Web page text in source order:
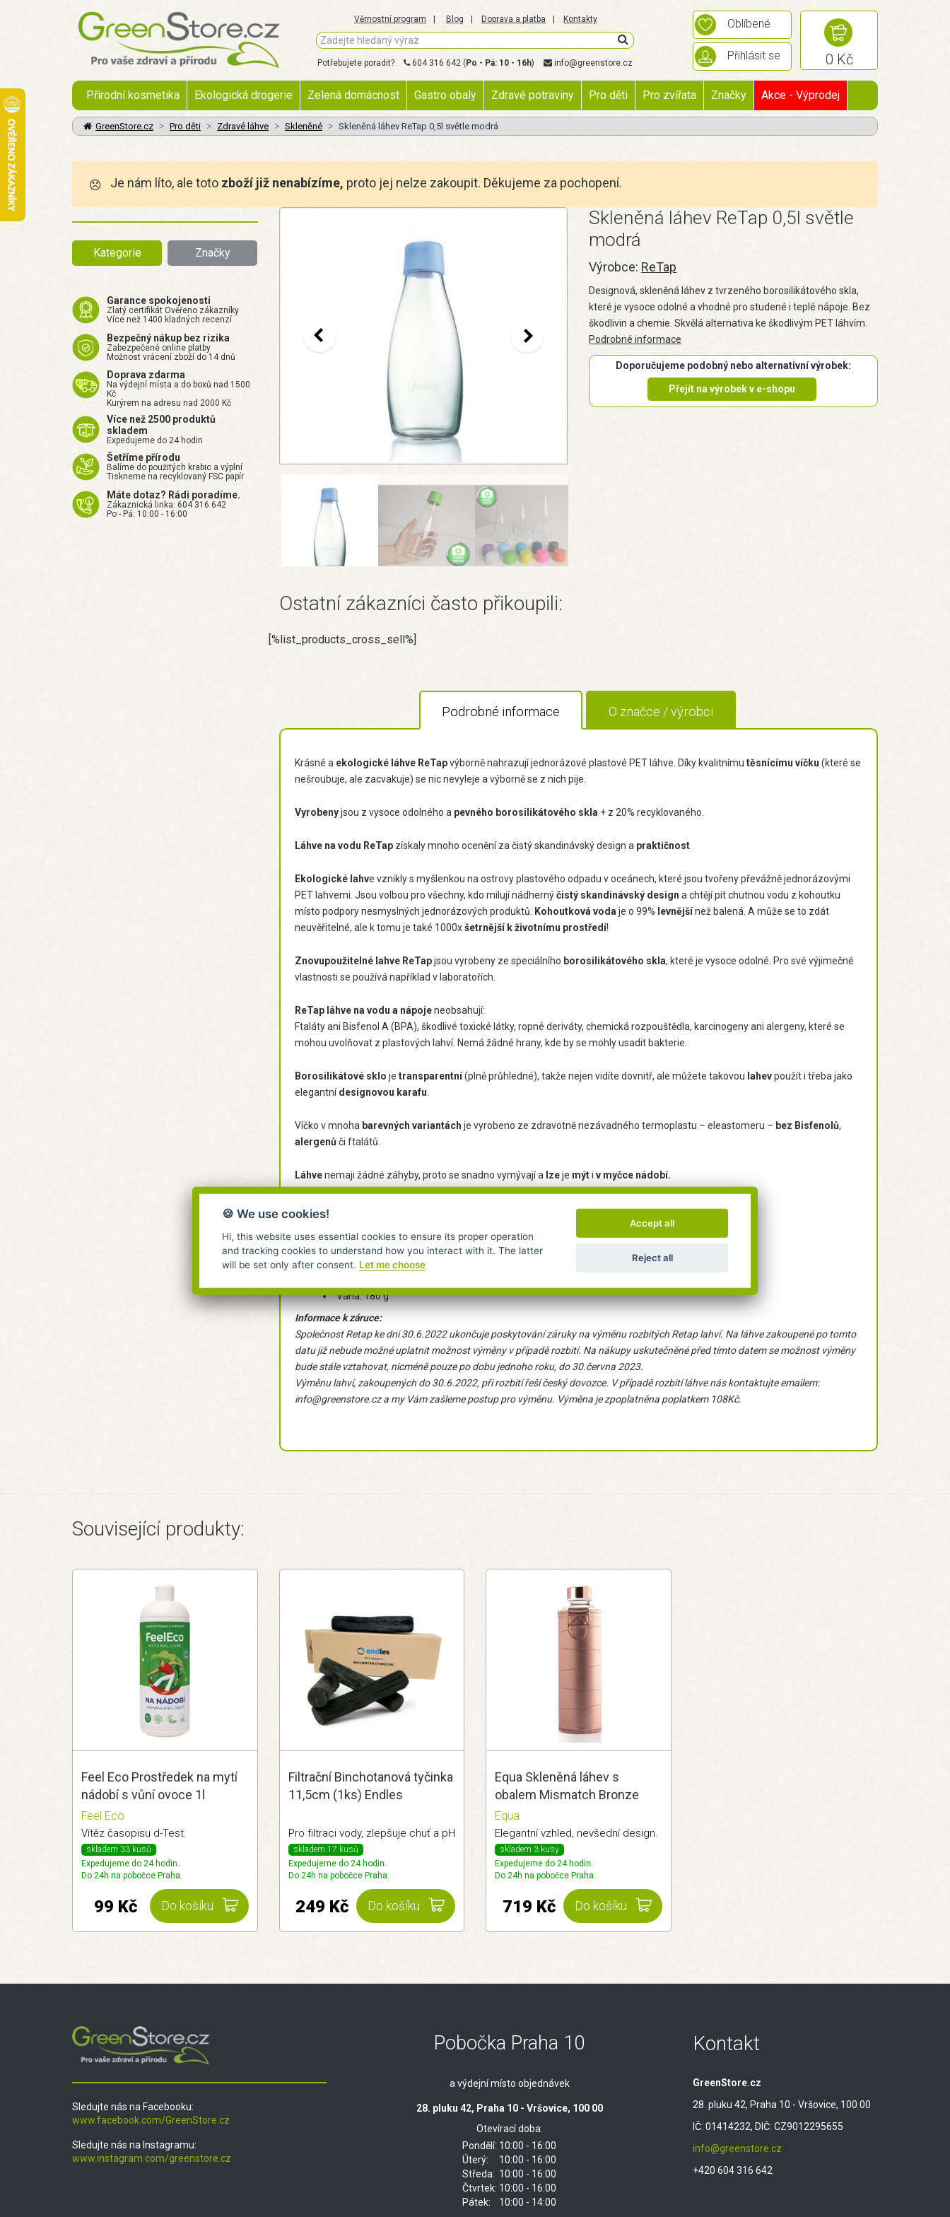
Věrnostní program Blog Doprava a platba Kontakty
Potřebujete poradit? 604 316 642 ( Po - Pá: 10 - 16h) info@greenstore.cz
Oblíbené
Přihlásit se 0 Kč
Přírodní kosmetika Ekologická drogerie Zelená domácnost Gastro obaly Zdravé potraviny Pro děti Pro zvířata Značky Akce - Výprodej
GreenStore.cz Pro děti Zdravé láhve Skleněné Skleněná láhev ReTap 0,5l světle modrá
Je nám líto, ale toto zboží již nenabízíme, proto jej nelze zakoupit. Děkujeme za pochopení.
Kategorie Značky
Garance spokojenosti
Zlatý certifikát Ověřeno zákazníky
Více než 1400 kladných recenzí
Bezpečný nákup bez rizika
Zabezpečené online platby
Možnost vrácení zboží do 14 dnů
Doprava zdarma
Na výdejní místa a do boxů nad 1500
Kč
Kurýrem na adresu nad 2000 Kč
Více než 2500 produktů
skladem
Expedujeme do 24 hodin
Šetříme přírodu
Balíme do použitých krabic a výplní
Tiskneme na recyklovaný FSC papír
Máte dotaz? Rádi poradíme.
Zákaznická linka: 604 316 642
Po - Pá: 10:00 - 16:00
Skleněná láhev ReTap 0,5l světle
modrá
Výrobce: ReTap
Designová, skleněná láhev z tvrzeného borosilikátového skla,
které je vysoce odolné a vhodné pro studené i teplé nápoje. Bez
škodlivin a chemie. Skvělá alternativa ke škodlivým PET láhvím.
Podrobné informace
Doporučujeme podobný nebo alternativní výrobek:
Přejít na výrobek v e-shopu
Ostatní zákazníci často přikoupili:
[%list_products_cross_sell%]
Podrobné informace O značce / výrobci
Krásné a ekologické láhve ReTapvýborně nahrazují jednorázové plastové PET láhve. Díky kvalitnímu těsnícímu víčku (které se
nešroubuje, ale zacvakuje) se nic nevyleje a výborně se z nich pije.
Vyrobenyjsou z vysoce odolného a pevného borosilikátového skla + z 20% recyklovaného.
Láhve na vodu ReTapzískaly mnoho ocenění za čistý skandinávský design a praktičnost.
Ekologické lahve vznikly s myšlenkou na ostrovy plastového odpadu v oceánech, které jsou tvořeny převážně jednorázovými
PET lahvemi. Jsou volbou pro všechny, kdo milují nádhernýčistý skandinávský design a chtějí pít chutnou vodu z kohoutku
místo podpory nesmyslných jednorázových produktů.
Kohoutková voda je o 99% levnějšínež balená. A může se to zdát
neuvěřitelné, ale k tomu je také 1000xšetrnější k životnímu prostředí!
Znovupoužitelné lahve ReTapjsou vyrobeny ze speciálního borosilikátového skla, které je vysoce odolné. Pro své výjimečné
vlastnosti se používá například v laboratořích.
ReTap láhve na vodu a nápojeneobsahují:
Ftaláty ani Bisfenol A (BPA), škodlivé toxické látky, ropné deriváty, chemická rozpouštědla, karcinogeny ani alergeny, které se
mohou uvolňovat z plastových lahví. Nemá žádné hrany, kde by se mohly usadit bakterie.
Borosilikátové sklo je transparentní(plně průhledné), takže nejen vidíte dovnitř, ale můžete takovou lahevpoužít i třeba jako
elegantnídesignovou karafu
Víčko v mnoha barevných variantách je vyrobeno ze zdravotně nezávadného termoplastu – eleastomeru – bez Bisfenolů,
alergenů či ftalátů.
Láhvenemaji žádné záhyby, proto se snadno vymývají a lzeje mýti v myčce nádobí.
Výška: 19 cm
Průměr: 7 cm
Váha: 180 g
Informace k záruce:
Společnost Retap ke dni 30.6.2022 ukončuje poskytování záruky na výměnu rozbitých Retap lahví. Na láhve zakoupené po tomto
datu již nebude možné uplatnit možnost výměny v případě rozbití. Na nákupy uskutečněné před tímto datem se možnost výměny
bude stále vztahovat, nicméně pouze po dobu jednoho roku, do 30.června 2023.
Výměnu lahví, zakoupených do 30.6.2022, při rozbití řeší český dovozce. V případě rozbití láhve nás kontaktujte emailem:
info@greenstore.cz a my Vám zašleme postup pro výměnu. Výměna je zpoplatněna poplatkem 108Kč.
Související produkty:
Feel Eco Prostředek na mytí
nádobí s vůní ovoce 1l
Feel Eco
Vítěz časopisu d-Test.
skladem 33 kusů
Expedujeme do 24 hodin.
Do 24h na pobočce Praha.
Do košíku
99 Kč
Filtrační Binchotanová tyčinka
11,5cm (1ks) Endles
Pro filtraci vody, zlepšuje chuť a pH
skladem 17 kusů
Expedujeme do 24 hodin.
Do 24h na pobočce Praha.
Do košíku
249 Kč
Equa Skleněná láhev s
obalem Mismatch Bronze
750ml
Equa
Elegantní vzhled, nevšední design.
skladem 3 kusy
Expedujeme do 24 hodin.
Do 24h na pobočce Praha.
Do košíku
719 Kč
Sledujte nás na Facebooku:
www.facebook.com/GreenStore.cz
Sledujte nás na Instagramu:
www.instagram.com/greenstore.cz
Pobočka Praha 10
a výdejní místo objednávek
28. pluku 42, Praha 10 - Vršovice, 100 00
Otevírací doba:
Pondělí: 10:00 - 16:00
Úterý:
10:00 - 16:00
Středa: 10:00 - 16:00
Čtvrtek: 10:00 - 16:00
Pátek:
10:00 - 14:00
Kontakt
GreenStore.cz
28. pluku 42, Praha 10 - Vršovice, 100 00
IČ: 01414232, DIČ: CZ9012295655
info@greenstore.cz
+420 604 316 642
🍪 We use cookies!
Hi, this website uses essential cookies to ensure its proper operation
and tracking cookies to understand how you interact with it. The latter
will be set only after consent. Let me choose
Accept all
Reject all